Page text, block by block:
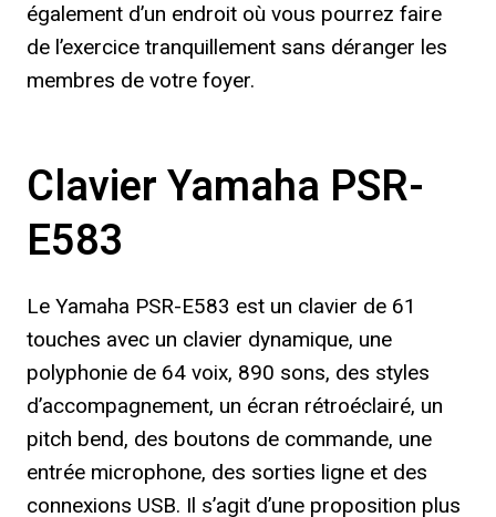
également d’un endroit où vous pourrez faire
de l’exercice tranquillement sans déranger les
membres de votre foyer.
Clavier Yamaha PSR-
E583
Le Yamaha PSR-E583 est un clavier de 61
touches avec un clavier dynamique, une
polyphonie de 64 voix, 890 sons, des styles
d’accompagnement, un écran rétroéclairé, un
pitch bend, des boutons de commande, une
entrée microphone, des sorties ligne et des
connexions USB. Il s’agit d’une proposition plus